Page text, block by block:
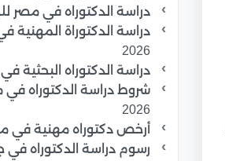
دراسة الدكتوراه في مصر
دراسة الدكتوراة المهنية
2026
دراسة الدكتوراه البحثية
شروط دراسة الدكتوراه في
2026
أرخص دكتوراه مهنية في
رسوم دراسة الدكتوراه في